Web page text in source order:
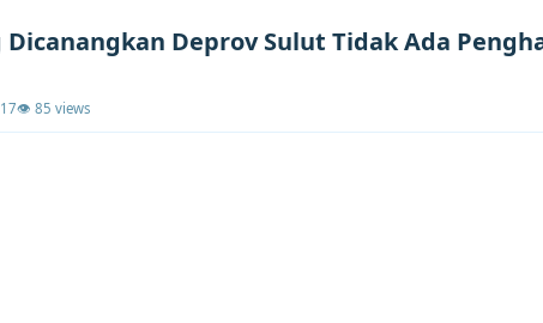
Dicanangkan Deprov Sulut Tidak Ada
👁 85 views